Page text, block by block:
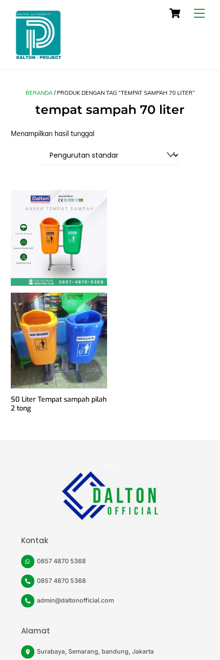
Cart
BERANDA/ PRODUK DENGAN TAG “TEMPAT SAMPAH 70 LITER”
tempat sampah 70 liter
Menampilkan hasil tunggal
50 Liter Tempat sampah pilah
2 tong
Kontak
0857 4870 5368
0857 4870 5368
admin@daltonofficial.com
Alamat
Surabaya, Semarang, bandung, Jakarta